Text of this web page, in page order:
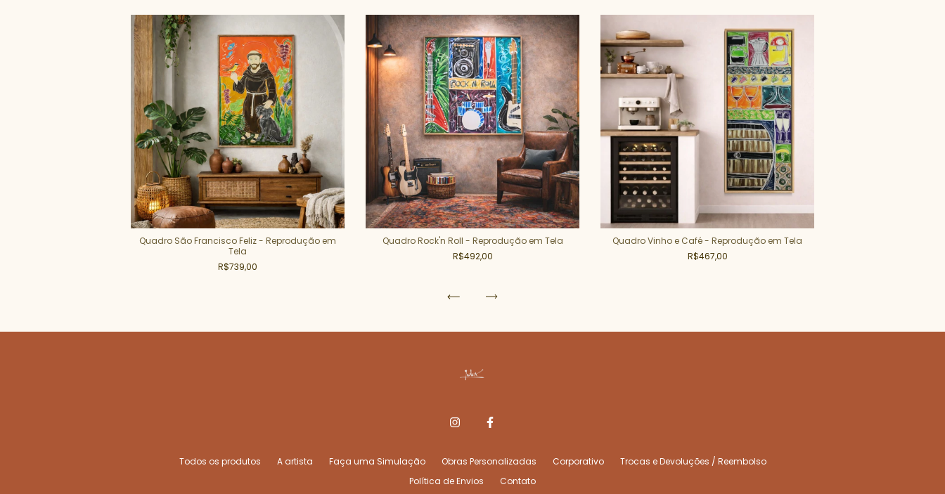
Quadro São Francisco Feliz - Reprodução em
Tela
R$739,00
Quadro Rock'n Roll - Reprodução em Tela
R$492,00
Quadro Vinho e Café - Reprodução em Tela
R$467,00
Todos os produtos A artista Faça uma Simulação Obras Personalizadas Corporativo
Trocas e Devoluções / Reembolso
Política de Envios
Contato